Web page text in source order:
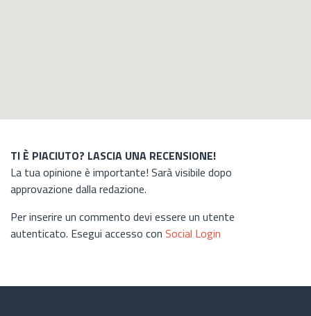
TI È PIACIUTO? LASCIA UNA RECENSIONE!
La tua opinione è importante! Sarà visibile dopo
approvazione dalla redazione.
Per inserire un commento devi essere un utente
autenticato. Esegui accesso con Social Login